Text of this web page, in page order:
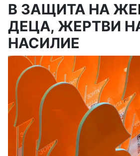
В ЗАЩИТА НА
ДЕЦА, ЖЕРТВИ
НАСИЛИЕ